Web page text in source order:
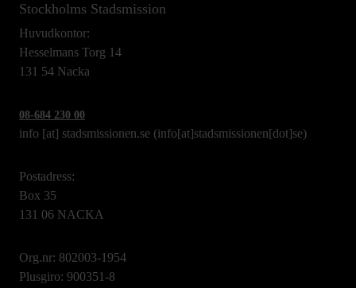
Stockholms Stadsmission
Huvudkontor:
Hesselmans Torg 14
131 54 Nacka
08-684 230 00
info [at] stadsmissionen.se (info[at]stadsmissionen[dot]se)
Postadress:
Box 35
131 06 NACKA
Org.nr: 802003-1954
Plusgiro: 900351-8